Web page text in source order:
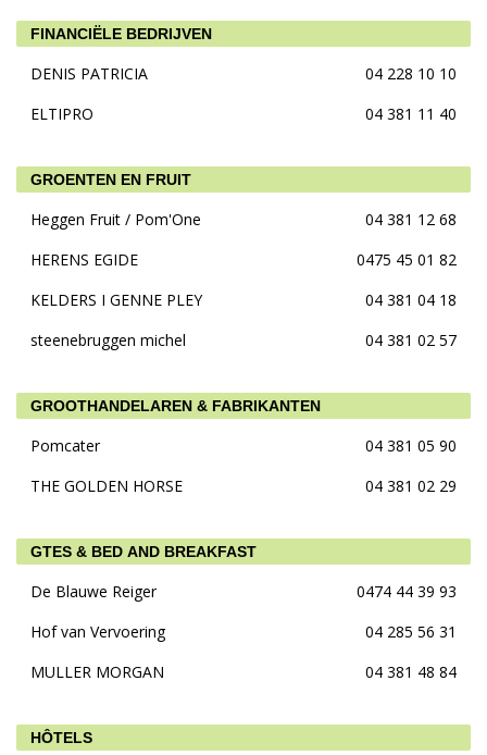
FINANCIËLE BEDRIJVEN
DENIS PATRICIA
04 228 10 10
ELTIPRO
04 381 11 40
GROENTEN EN FRUIT
Heggen Fruit / Pom'One
04 381 12 68
HERENS EGIDE
0475 45 01 82
KELDERS I GENNE PLEY
04 381 04 18
steenebruggen michel
04 381 02 57
GROOTHANDELAREN & FABRIKANTEN
Pomcater
04 381 05 90
THE GOLDEN HORSE
04 381 02 29
GTES & BED AND BREAKFAST
De Blauwe Reiger
0474 44 39 93
Hof van Vervoering
04 285 56 31
MULLER MORGAN
04 381 48 84
HÔTELS